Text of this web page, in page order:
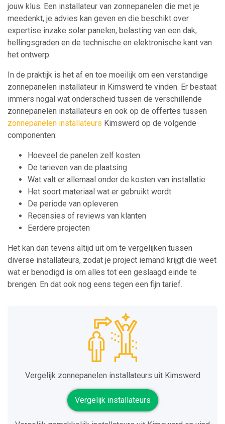
jouw klus. Een installateur van zonnepanelen die met je
meedenkt, je advies kan geven en die beschikt over
expertise inzake solar panelen, belasting van een dak,
hellingsgraden en de technische en elektronische kant van
het ontwerp.
In de praktijk is het af en toe moeilijk om een verstandige
zonnepanelen installateur in Kimswerd te vinden. Er bestaat
immers nogal wat onderscheid tussen de verschillende
zonnepanelen installateurs en ook op de offertes tussen
zonnepanelen installateurs Kimswerd op de volgende
componenten:
Hoeveel de panelen zelf kosten
De tarieven van de plaatsing
Wat valt er allemaal onder de kosten van installatie
Het soort materiaal wat er gebruikt wordt
De periode van opleveren
Recensies of reviews van klanten
Eerdere projecten
Het kan dan tevens altijd uit om te vergelijken tussen
diverse installateurs, zodat je project iemand krijgt die weet
wat er benodigd is om alles tot een geslaagd einde te
brengen. En dat ook nog eens tegen een fijn tarief.
Vergelijk zonnepanelen installateurs uit Kimswerd
Vergelijk installateurs